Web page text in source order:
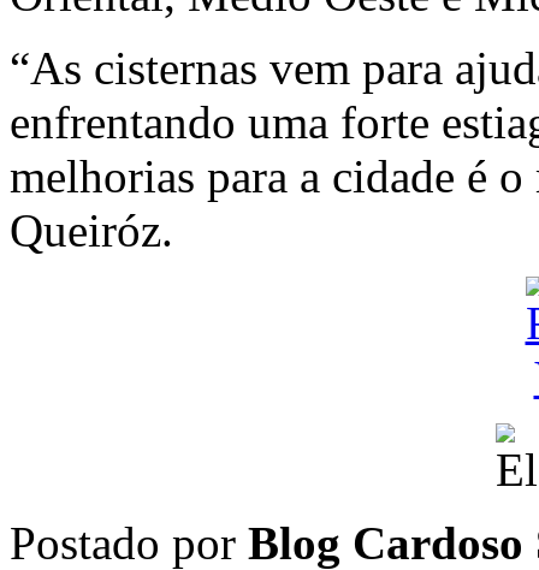
“As cisternas vem para
enfrentando uma forte
melhorias para a cidade é
Queiróz.
Postado por Blog Cardoso